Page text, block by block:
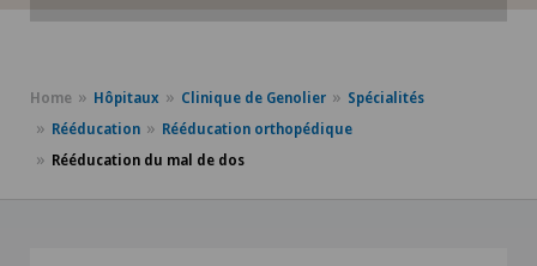
Home Hôpitaux Clinique de Genolier
Spécialités
Rééducation
Rééducation orthopédique
Rééducation du mal de dos